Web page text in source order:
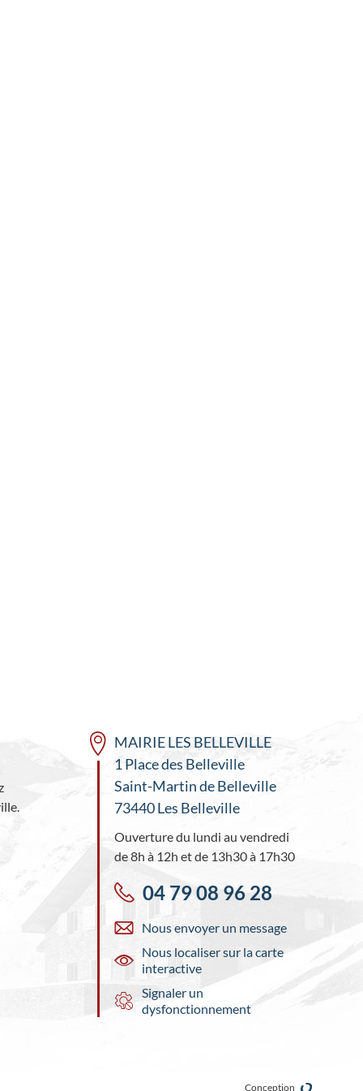
MAIRIE LES BELLEVILLE
1 Place des Belleville
Saint-Martin de Belleville
73440 Les Belleville
Ouverture du lundi au vendredi
de 8h à 12h et de 13h30 à 17h30
04 79 08 96 28
Nous envoyer un message
Nous localiser sur la carte
interactive
Signaler un
dysfonctionnement
Conception